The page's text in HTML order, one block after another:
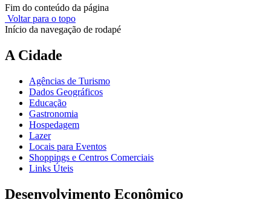
Fim do conteúdo da página
Voltar para o topo
Início da navegação de rodapé
A Cidade
Agências de Turismo
Dados Geográficos
Educação
Gastronomia
Hospedagem
Lazer
Locais para Eventos
Shoppings e Centros Comerciais
Links Úteis
Desenvolvimento Econômico